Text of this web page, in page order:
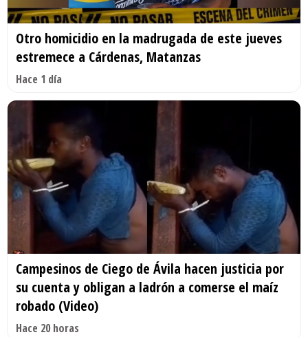
Otro homicidio en la madrugada de este jueves
estremece a Cárdenas, Matanzas
Hace 1 día
Campesinos de Ciego de Ávila hacen justicia por
su cuenta y obligan a ladrón a comerse el maíz
robado (Video)
Hace 20 horas